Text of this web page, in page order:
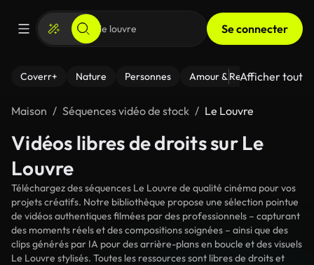
Se connecter
Coverr+ Nature Personnes Amour & Relations Le
Afficher tout
Maison Séquences vidéo de stock Le Louvre
Vidéos libres de droits sur Le
Louvre
Téléchargez des séquences Le Louvre de qualité cinéma pour vos
projets créatifs. Notre bibliothèque propose une sélection pointue
de vidéos authentiques filmées par des professionnels – capturant
des moments réels et des compositions soignées – ainsi que des
clips générés par IA pour des arrière-plans en boucle et des visuels
Le Louvre stylisés. Toutes les ressources sont libres de droits et